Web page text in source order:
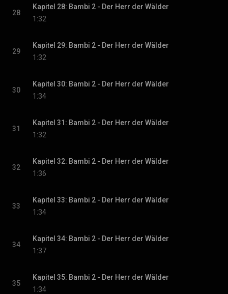
28
Kapitel 28: Bambi 2 - Der Herr der Wälder
1:32
29
Kapitel 29: Bambi 2 - Der Herr der Wälder
1:32
30
Kapitel 30: Bambi 2 - Der Herr der Wälder
1:34
31
Kapitel 31: Bambi 2 - Der Herr der Wälder
1:32
32
Kapitel 32: Bambi 2 - Der Herr der Wälder
1:36
33
Kapitel 33: Bambi 2 - Der Herr der Wälder
1:34
34
Kapitel 34: Bambi 2 - Der Herr der Wälder
1:37
35
Kapitel 35: Bambi 2 - Der Herr der Wälder
1:34